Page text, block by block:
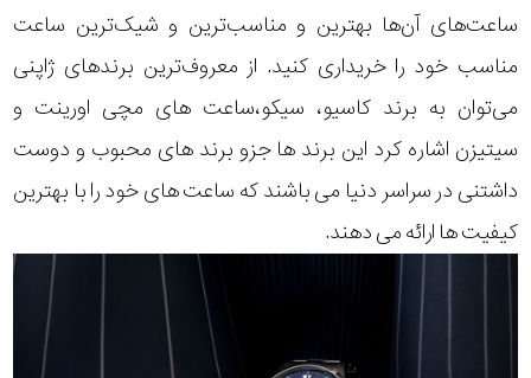
ساعت‌های آن‌ها بهترین و مناسب‌ترین و شیک‌ترین ساعت
مناسب خود را خریداری کنید. از معروف‌ترین برندهای ژاپنی
می‌توان به برند کاسیو، سیکو،ساعت های مچی اورینت و
سیتیزن اشاره کرد این برند ها جزو برند های محبوب و دوست
داشتنی در سراسر دنیا می باشند که ساعت های خود را با بهترین
کیفیت ها ارائه می دهند.